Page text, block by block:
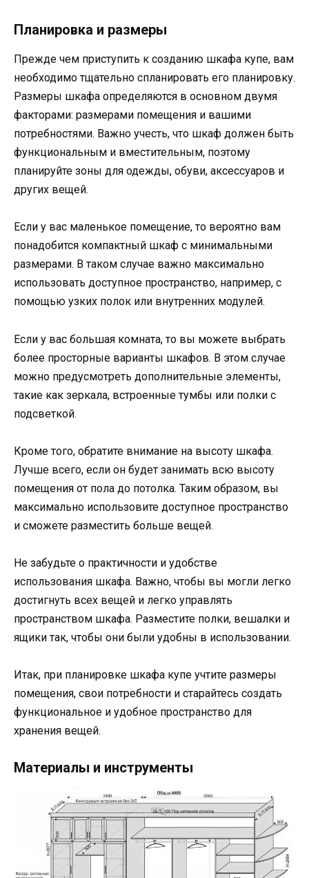
Планировка и размеры
Прежде чем приступить к созданию шкафа купе, вам
необходимо тщательно спланировать его планировку.
Размеры шкафа определяются в основном двумя
факторами: размерами помещения и вашими
потребностями. Важно учесть, что шкаф должен быть
функциональным и вместительным, поэтому
планируйте зоны для одежды, обуви, аксессуаров и
других вещей.
Если у вас маленькое помещение, то вероятно вам
понадобится компактный шкаф с минимальными
размерами. В таком случае важно максимально
использовать доступное пространство, например, с
помощью узких полок или внутренних модулей.
Если у вас большая комната, то вы можете выбрать
более просторные варианты шкафов. В этом случае
можно предусмотреть дополнительные элементы,
такие как зеркала, встроенные тумбы или полки с
подсветкой.
Кроме того, обратите внимание на высоту шкафа.
Лучше всего, если он будет занимать всю высоту
помещения от пола до потолка. Таким образом, вы
максимально использовите доступное пространство
и сможете разместить больше вещей.
Не забудьте о практичности и удобстве
использования шкафа. Важно, чтобы вы могли легко
достигнуть всех вещей и легко управлять
пространством шкафа. Разместите полки, вешалки и
ящики так, чтобы они были удобны в использовании.
Итак, при планировке шкафа купе учтите размеры
помещения, свои потребности и старайтесь создать
функциональное и удобное пространство для
хранения вещей.
Материалы и инструменты